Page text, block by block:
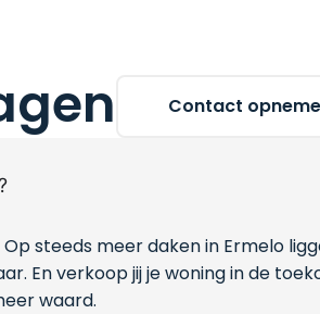
Contact
steeds meer daken in Ermelo
En verkoop jij je woning in de
waard.